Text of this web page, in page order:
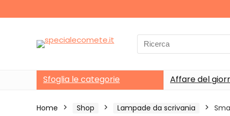
Search
for:
Sfoglia le categorie Affare del
Home Shop Lampade da scrivania